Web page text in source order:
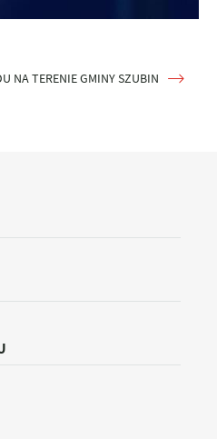
NA TERENIE GMINY SZUBIN